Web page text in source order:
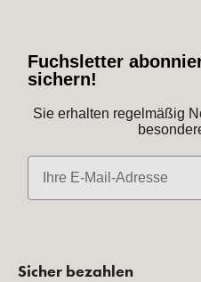
Fuchsletter
sichern!
Sie erhalten regelmäßig
E-Mail
Sicher bezahlen